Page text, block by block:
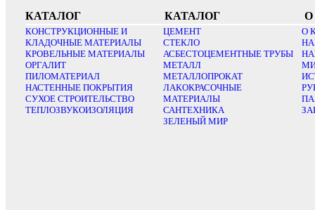
КАТАЛОГ КАТАЛОГ О
КОНСТРУКЦИОННЫЕ И
КЛАДОЧНЫЕ МАТЕРИАЛЫ
КРОВЕЛЬНЫЕ МАТЕРИАЛЫ
ОРГАЛИТ
ПИЛОМАТЕРИАЛ
НАСТЕННЫЕ ПОКРЫТИЯ
СУХОЕ СТРОИТЕЛЬСТВО
ТЕПЛОЗВУКОИЗОЛЯЦИЯ
ЦЕМЕНТ
СТЕКЛО
АСБЕСТОЦЕМЕНТНЫЕ ТРУБЫ
МЕТАЛЛ
МЕТАЛЛОПРОКАТ
ЛАКОКРАСОЧНЫЕ
МАТЕРИАЛЫ
САНТЕХНИКА
ЗЕЛЕНЫЙ МИР
О